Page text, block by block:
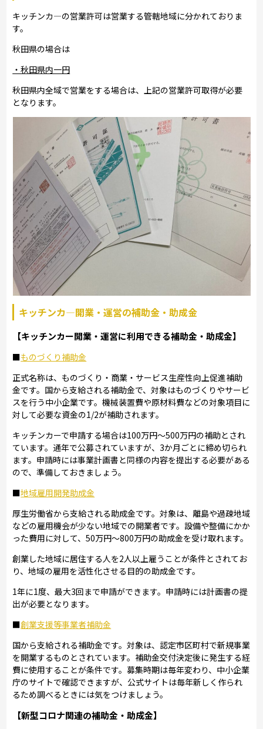
キッチンカ―の営業許可は営業する管轄地域に分かれておりま
す。
秋田県の場合は
・秋田県内一円
秋田県内全域で営業をする場合は、上記の営業許可取得が必要
となります。
キッチンカ―開業・運営の補助金・助成金
【キッチンカー開業・運営に利用できる補助金・助成金】
■ものづくり補助金
正式名称は、ものづくり・商業・サービス生産性向上促進補助
金です。国から支給される補助金で、対象はものづくりやサービ
スを行う中小企業です。機械装置費や原材料費などの対象項目に
対して必要な資金の1/2が補助されます。
キッチンカーで申請する場合は100万円～500万円の補助とされ
ています。通年で公募されていますが、3か月ごとに締め切られ
ます。申請時には事業計画書と同様の内容を提出する必要がある
ので、準備しておきましょう。
■地域雇用開発助成金
厚生労働省から支給される助成金です。対象は、離島や過疎地域
などの雇用機会が少ない地域での開業者です。設備や整備にかか
った費用に対して、50万円～800万円の助成金を受け取れます。
創業した地域に居住する人を2人以上雇うことが条件とされてお
り、地域の雇用を活性化させる目的の助成金です。
1年に1度、最大3回まで申請ができます。申請時には計画書の提
出が必要となります。
■創業支援等事業者補助金
国から支給される補助金です。対象は、認定市区町村で新規事業
を開業するものとされています。補助金交付決定後に発生する経
費に使用することが条件です。募集時期は毎年変わり、中小企業
庁のサイトで確認できますが、公式サイトは毎年新しく作られ
るため調べるときには気をつけましょう。
【新型コロナ関連の補助金・助成金】